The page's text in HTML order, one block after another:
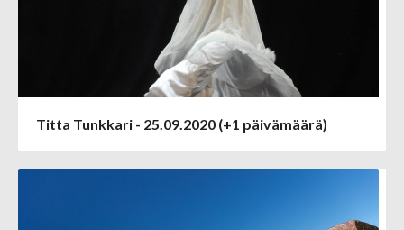
Titta Tunkkari - 25.09.2020 (+1 päivämäärä)